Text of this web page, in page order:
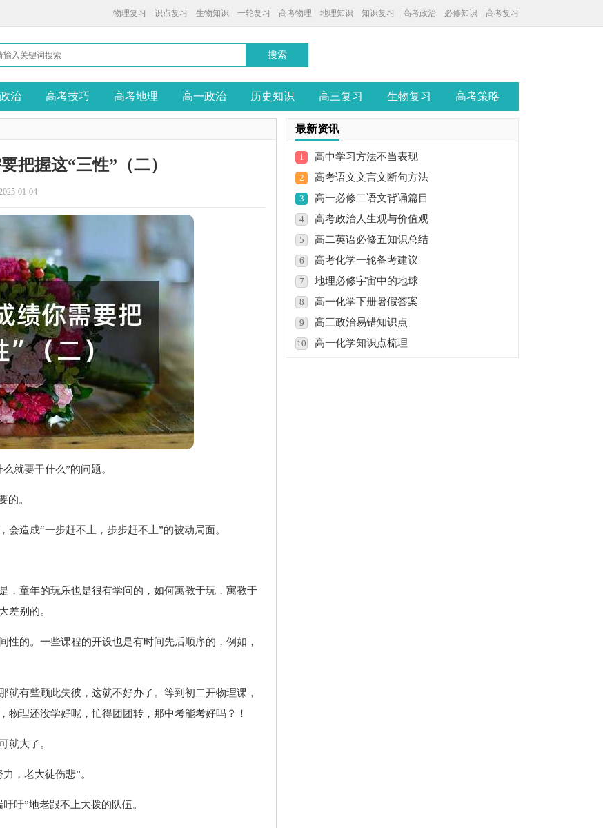
高考复习
必修知识
高考政治
知识复习
地理知识
高考物理
一轮复习
生物知识
识点复习
物理复习
治 高考技巧 高考地理 高一政治 历史知识 高三复习 生物复习 高考策略
把握这“三性”（二）
01-04
就要干什么”的问题。
的。
造成“一步赶不上，步步赶不上”的被动局面。
，童年的玩乐也是很有学问的，如何寓教于玩，寓教于
差别的。
性的。一些课程的开设也是有时间先后顺序的，例如，
就有些顾此失彼，这就不好办了。等到初二开物理课，
理还没学好呢，忙得团团转，那中考能考好吗？！
就大了。
，老大徒伤悲”。
吁”地老跟不上大拨的队伍。
最新资讯
1 高中学习方法不当表现
2 高考语文文言文断句方法
3 高一必修二语文背诵篇目
4 高考政治人生观与价值观
5 高二英语必修五知识总结
6 高考化学一轮备考建议
7 地理必修宇宙中的地球
8 高一化学下册暑假答案
9 高三政治易错知识点
10 高一化学知识点梳理